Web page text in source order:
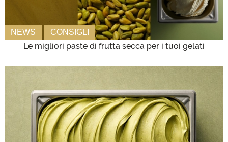
NEWS CONSIGLI
Le migliori paste di frutta secca per i tuoi gelati